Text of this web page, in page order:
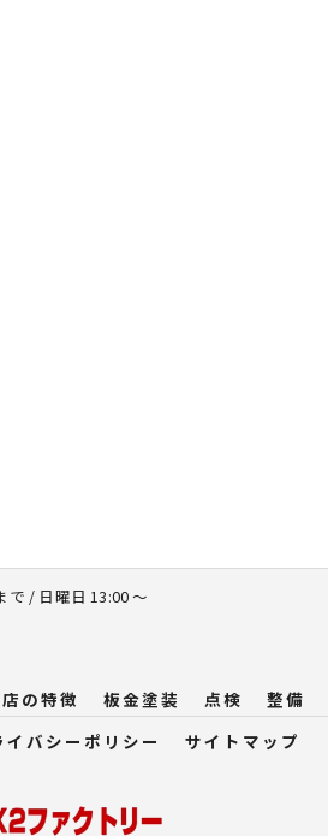
/ 日曜日 13:00 ～
の特徴 板金塗装 点検 整備
イバシーポリシー サイトマップ